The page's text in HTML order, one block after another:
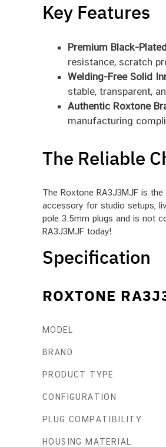
Key Features
Premium Black-
resistance, scratch
Welding-Free Solid
stable, transparent,
Authentic Roxtone
manufacturing
The Reliable
The Roxtone RA3J3MJF is
accessory for studio setups,
pole 3.5mm plugs and is not
RA3J3MJF today!
Specification
ROXTONE
MODEL
BRAND
PRODUCT TYPE
CONFIGURATION
PLUG COMPATIBILITY
HOUSING MATERIAL